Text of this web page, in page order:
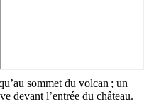
sommet du volcan ; un
devant l’entrée du château.